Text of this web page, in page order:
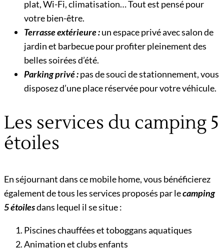
plat, Wi-Fi, climatisation… Tout est pensé pour
votre bien-être.
Terrasse extérieure :un espace privé avec salon de
jardin et barbecue pour profiter pleinement des
belles soirées d’été.
Parking privé :pas de souci de stationnement, vous
disposez d’une place réservée pour votre véhicule.
Les services du camping 5
étoiles
En séjournant dans ce mobile home, vous bénéficierez
également de tous les services proposés par lecamping
5 étoilesdans lequel il se situe :
Piscines chauffées et toboggans aquatiques
Animation et clubs enfants